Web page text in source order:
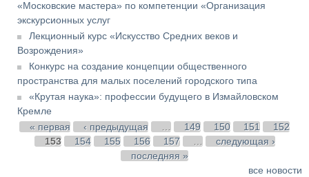
«Московские мастера» по компетенции «Организация
экскурсионных услуг
Лекционный курс «Искусство Средних веков и
Возрождения»
Конкурс на создание концепции общественного
пространства для малых поселений городского типа
«Крутая наука»: профессии будущего в Измайловском
Кремле
Страницы
« первая ‹ предыдущая 149 150 151
152
153
154 155 156 157
следующая ›
последняя »
все новости